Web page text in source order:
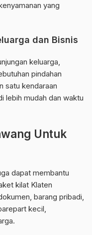
yang
dan Bisnis
keluarga,
pindahan
satu kendaraan
lebih mudah dan waktu
Untuk
dapat membantu
kilat Klaten
barang pribadi,
kecil,